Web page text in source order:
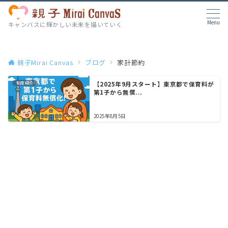
Menu
キャンバスに輝かしい未来を描いていく
親子Mirai Canvas ブログ 家計節約
制度紹介
【2025年9月スタート】東京都で保育料が
第1子から無償...
2025年8月5日